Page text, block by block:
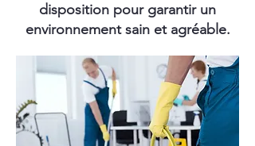
disposition pour garantir un
environnement sain et agréable.